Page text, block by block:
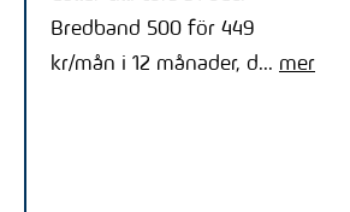
Bredband 500 för 449
kr/mån i 12 månader, d... mer